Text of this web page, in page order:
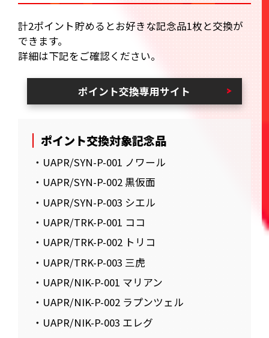
計2ポイント貯めるとお好きな記念品1枚と交換が
できます。
詳細は下記をご確認ください。
ポイント交換専用サイト
ポイント交換対象記念品
・UAPR/SYN-P-001 ノワール
・UAPR/SYN-P-002 黒仮面
・UAPR/SYN-P-003 シエル
・UAPR/TRK-P-001 ココ
・UAPR/TRK-P-002 トリコ
・UAPR/TRK-P-003 三虎
・UAPR/NIK-P-001 マリアン
・UAPR/NIK-P-002 ラプンツェル
・UAPR/NIK-P-003 エレグ